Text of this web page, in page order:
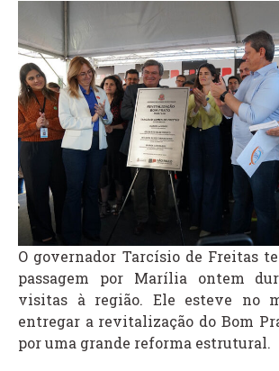
O governador Tarcísio de Freitas
passagem por Marília ontem
visitas à região. Ele esteve no
entregar a revitalização do Bom
por uma grande reforma estrutural.